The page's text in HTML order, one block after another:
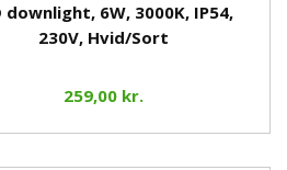
downlight, 6W, 3000K, IP54,
230V, Hvid/Sort
259,00 kr.